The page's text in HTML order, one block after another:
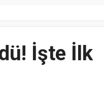
İşte İlk